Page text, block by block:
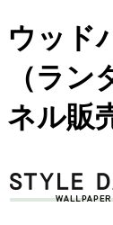
ウッド
（ラ
ネル販